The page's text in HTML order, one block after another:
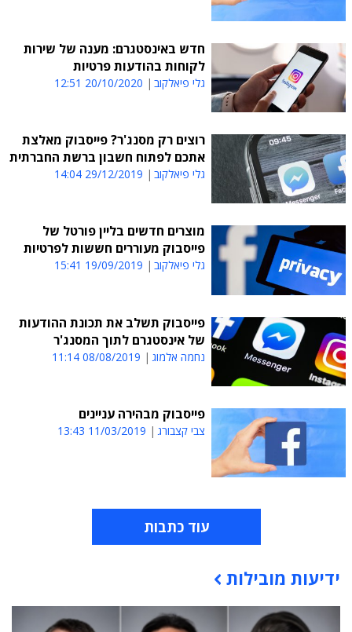
חדש באינסטגרם: מענה של שירות
לקוחות בהודעות פרטיות
גלי פיאלקוב 20/10/2020 12:51
רוצים רק מסנג'ר? פייסבוק מאלצת
אתכם לפתוח חשבון ברשת החברתית
גלי פיאלקוב 29/12/2019 14:04
מוצרים חדשים בליין פורטל של
פייסבוק מעוררים חששות לפרטיות
גלי פיאלקוב 19/09/2019 15:41
פייסבוק תשלב את תכונת ההודעות
של אינסטגרם לתוך המסנג'ר
נחמה אלמוג 08/08/2019 11:14
פייסבוק מבהירה עניינים
צבי קצבורג 11/03/2019 13:43
עוד כתבות
תוכן פרסומי
ידיעות מובילות